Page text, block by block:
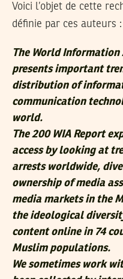
Voici l’objet de cette
définie par ces auteurs :
The World Information
presents important
distribution of
communication
world.
The 200 WIA Report
access by looking at
arrests worldwide,
ownership of media
media markets in the
the ideological
content online in 74
Muslim populations.
We sometimes work